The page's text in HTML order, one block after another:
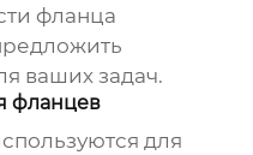
фланца
ваших задач.
фланцев
для